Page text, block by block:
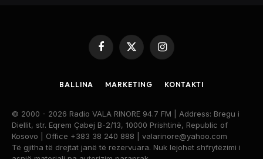
Facebook
X
Instagram
BALLINA MARKETING KONTAKTI
© 2000 - 2026 Radio VALA RINORE 94.7 FM | Address: Bregu i
Diellit, str. Eqrem Çabej B-2/13, 10000 Prishtinë, Republic of
Kosovo | Office +383 38 240 888 | valarinore@yahoo.com
Të gjitha të drejtat janë të rezervuara. Nuk lejohet shfrytëzimi i